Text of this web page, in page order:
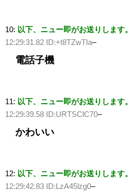
10: 以下、ニュー即がお送りします。
12:29:31.82 ID:+t8TZwTIa–
電話子機
11: 以下、ニュー即がお送りします。
12:29:39.58 ID:URTSClC70–
かわいい
12: 以下、ニュー即がお送りします。
12:29:42.83 ID:LzA45lzg0–